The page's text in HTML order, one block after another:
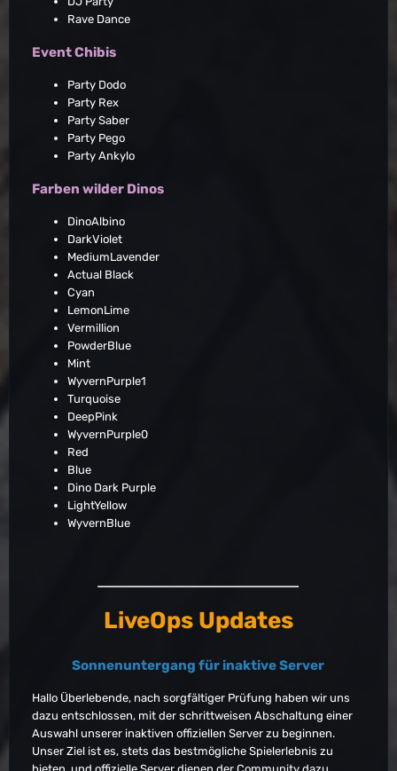
Rave Dance
Event Chibis
Party Dodo
Party Rex
Party Saber
Party Pego
Party Ankylo
Farben wilder Dinos
DinoAlbino
DarkViolet
MediumLavender
Actual Black
Cyan
LemonLime
Vermillion
PowderBlue
Mint
WyvernPurple1
Turquoise
DeepPink
WyvernPurple0
Red
Blue
Dino Dark Purple
LightYellow
WyvernBlue
LiveOps Updates
Sonnenuntergang für inaktive Server
Hallo Überlebende, nach sorgfältiger Prüfung haben wir uns
dazu entschlossen, mit der schrittweisen Abschaltung einer
Auswahl unserer inaktiven offiziellen Server zu beginnen.
Unser Ziel ist es, stets das bestmögliche Spielerlebnis zu